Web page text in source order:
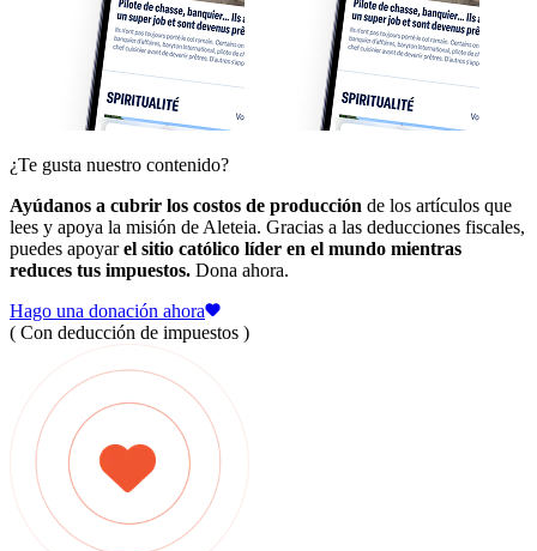
¿Te gusta nuestro contenido?
Ayúdanos a cubrir los costos de producción de los artículos que
lees y apoya la misión de Aleteia. Gracias a las deducciones fiscales,
puedes apoyarel sitio católico líder en el mundo mientras
reduces tus impuestos. Dona ahora.
Hago una donación ahora
( Con deducción de impuestos )